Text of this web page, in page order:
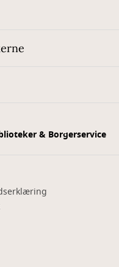
& Borgerservice